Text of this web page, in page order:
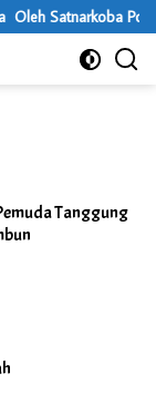
Satnarkoba
Tanggung